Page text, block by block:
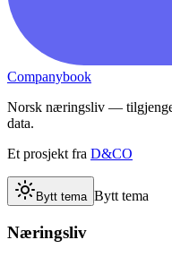
Companybook
Norsk næringsliv —
data.
Et prosjekt fra D&CO
Bytt tema Bytt tema
Næringsliv